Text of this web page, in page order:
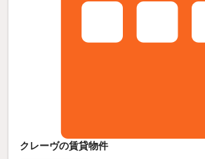
クレーヴの賃貸物件